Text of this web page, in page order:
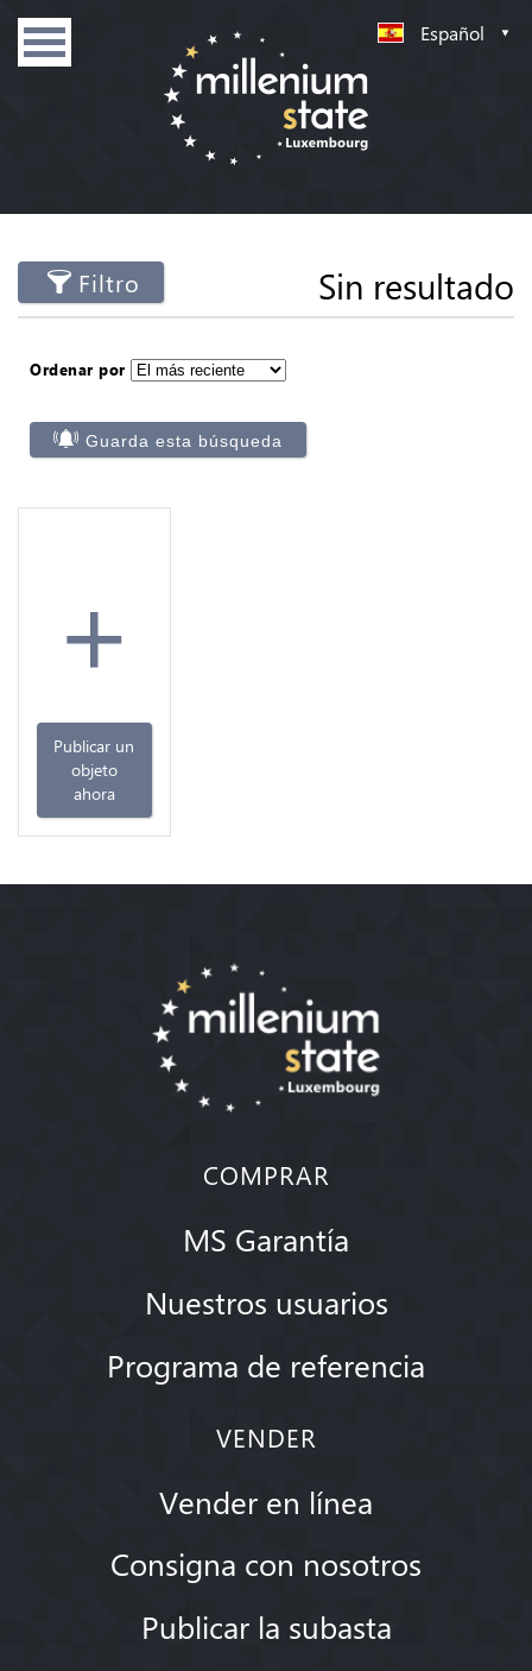
Español
Filtro Sin resultado
Ordenar por
Guarda esta búsqueda
+
Publicar un
objeto
ahora
COMPRAR
MS Garantía
Nuestros usuarios
Programa de referencia
VENDER
Vender en línea
Consigna con nosotros
Publicar la subasta